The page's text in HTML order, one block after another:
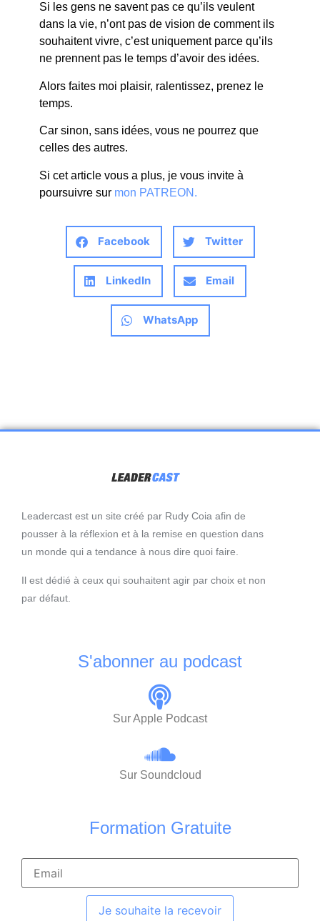
Si les gens ne savent pas ce qu’ils veulent
dans la vie, n’ont pas de vision de comment ils
souhaitent vivre, c’est uniquement parce qu’ils
ne prennent pas le temps d’avoir des idées.
Alors faites moi plaisir, ralentissez, prenez le
temps.
Car sinon, sans idées, vous ne pourrez que
celles des autres.
Si cet article vous a plus, je vous invite à
poursuivre surmon PATREON.
Facebook Twitter
LinkedIn Email
WhatsApp
Leadercast est un site créé par Rudy Coia afin de
pousser à la réflexion et à la remise en question dans
un monde qui a tendance à nous dire quoi faire.
Il est dédié à ceux qui souhaitent agir par choix et non
par défaut.
S'abonner au podcast
Sur Apple Podcast
Sur Soundcloud
Formation Gratuite
Je souhaite la recevoir